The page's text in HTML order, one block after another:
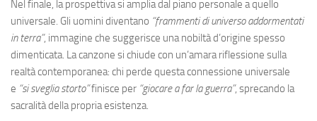
Nel finale, la prospettiva si amplia dal piano personale a quello
universale. Gli uomini diventano “frammenti di universo addormentati
in terra”, immagine che suggerisce una nobiltà d’origine spesso
dimenticata. La canzone si chiude con un’amara riflessione sulla
realtà contemporanea: chi perde questa connessione universale
e “si sveglia storto”finisce per “giocare a far la guerra”, sprecando la
sacralità della propria esistenza.